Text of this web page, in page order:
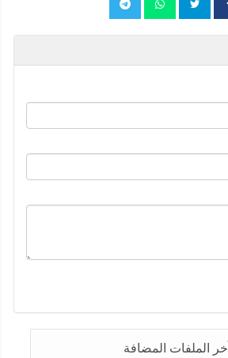
آخر الملفات المضافة